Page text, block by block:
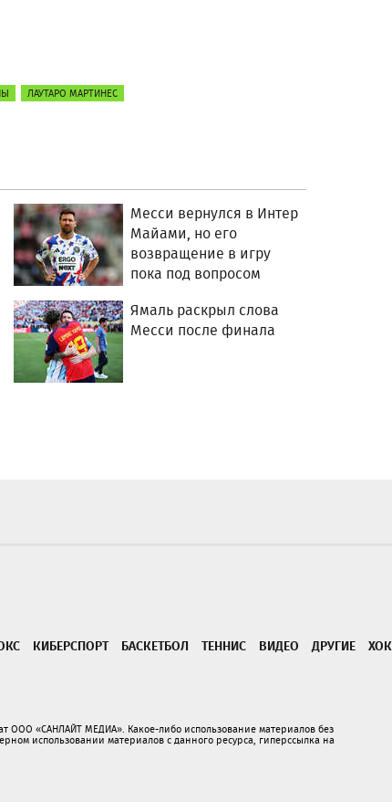
ЛАУТАРО МАРТИНЕС
Месси вернулся в Интер
Майами, но его
возвращение в игру
пока под вопросом
Ямаль раскрыл слова
Месси после финала
КИБЕРСПОРТ БАСКЕТБОЛ ТЕННИС ВИДЕО ДРУГИЕ
ООО «САНЛАЙТ МЕДИА». Какое-либо использование материалов без
использовании материалов с данного ресурса, гиперссылка на